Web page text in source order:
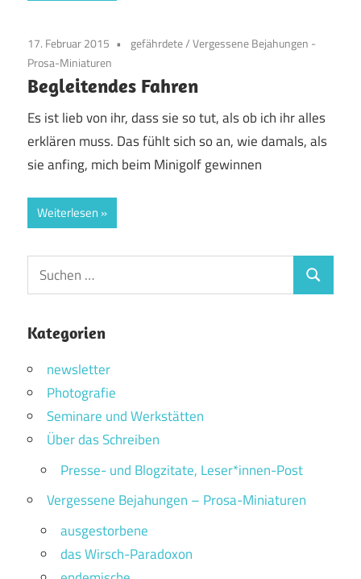
17. Februar 2015 gefährdete/Vergessene Bejahungen -
Prosa-Miniaturen
Begleitendes Fahren
Es ist lieb von ihr, dass sie so tut, als ob ich ihr alles
erklären muss. Das fühlt sich so an, wie damals, als
sie anfing, mich beim Minigolf gewinnen
Weiterlesen
Suchen
nach:
Suchen
Kategorien
newsletter
Photografie
Seminare und Werkstätten
Über das Schreiben
Presse- und Blogzitate, Leser*innen-Post
Vergessene Bejahungen – Prosa-Miniaturen
ausgestorbene
das Wirsch-Paradoxon